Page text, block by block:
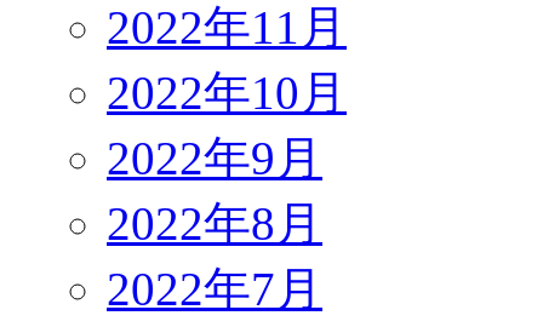
2022年11月
2022年10月
2022年9月
2022年8月
2022年7月